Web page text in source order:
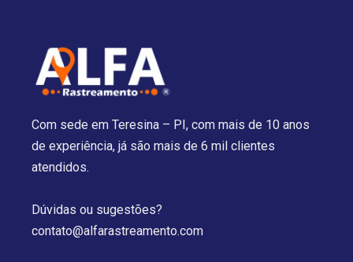
Com sede em Teresina – PI, com mais de 10 anos
de experiência, já são mais de 6 mil clientes
atendidos.
Dúvidas ou sugestões?
contato@alfarastreamento.com